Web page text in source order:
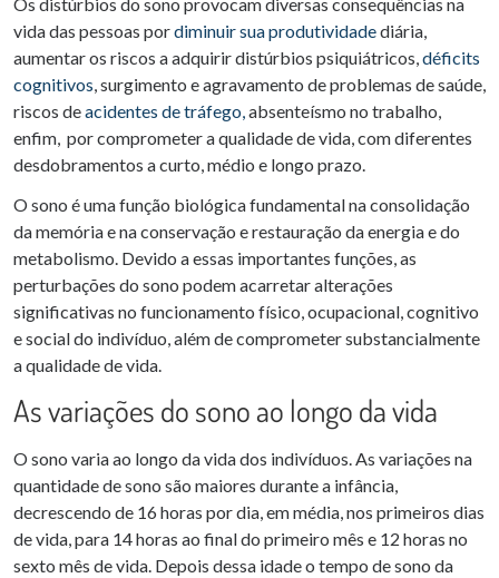
Os distúrbios do sono provocam diversas consequências na
vida das pessoas pordiminuir sua produtividadediária,
aumentar os riscos a adquirir distúrbios psiquiátricos,déficits
cognitivos, surgimento e agravamento de problemas de saúde,
riscos deacidentes de tráfego,absenteísmo no trabalho,
enfim, por comprometer a qualidade de vida, com diferentes
desdobramentos a curto, médio e longo prazo.
O sono é uma função biológica fundamental na consolidação
da memória e na conservação e restauração da energia e do
metabolismo. Devido a essas importantes funções, as
perturbações do sono podem acarretar alterações
significativas no funcionamento físico, ocupacional, cognitivo
e social do indivíduo, além de comprometer substancialmente
a qualidade de vida.
As variações do sono ao longo da vida
O sono varia ao longo da vida dos indivíduos. As variações na
quantidade de sono são maiores durante a infância,
decrescendo de 16 horas por dia, em média, nos primeiros dias
de vida, para 14 horas ao final do primeiro mês e 12 horas no
sexto mês de vida. Depois dessa idade o tempo de sono da